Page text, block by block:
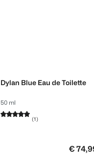
Dylan Blue Eau de Toilette
50 ml
(1)
€